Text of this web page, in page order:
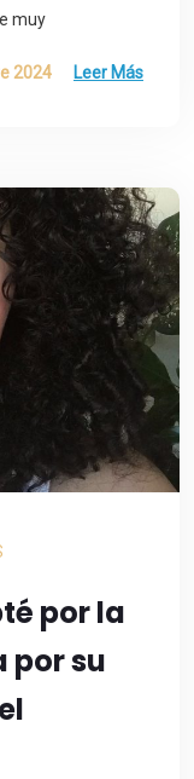
muy
2024 Leer Más
por la
por su